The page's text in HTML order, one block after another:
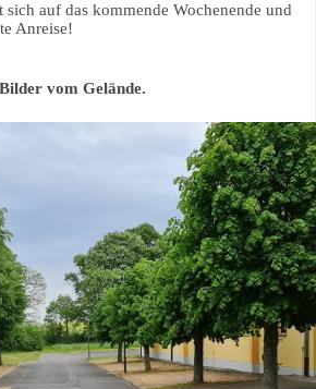
auf das kommende Wochenende und
Anreise!
Bilder vom Gelände.